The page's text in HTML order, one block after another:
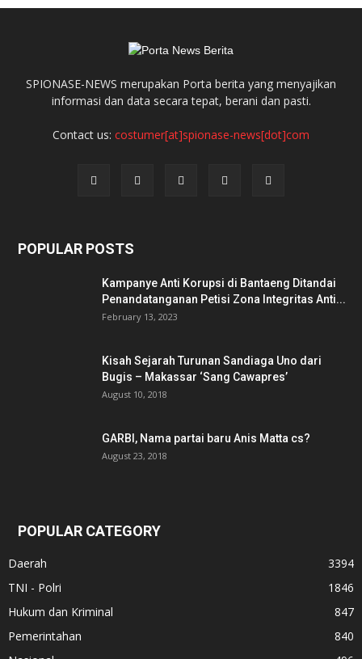
SPIONASE-NEWS merupakan Porta berita yang menyajikan
informasi dan data secara tepat, berani dan pasti.
Contact us: costumer[at]spionase-news[dot]com
POPULAR POSTS
Kampanye Anti Korupsi di Bantaeng Ditandai
Penandatanganan Petisi Zona Integritas Anti...
February 13, 2023
Kisah Sejarah Turunan Sandiaga Uno dari
Bugis – Makassar ‘Sang Cawapres’
August 10, 2018
GARBI, Nama partai baru Anis Matta cs?
August 23, 2018
POPULAR CATEGORY
Daerah
3394
TNI - Polri
1846
Hukum dan Kriminal
847
Pemerintahan
840